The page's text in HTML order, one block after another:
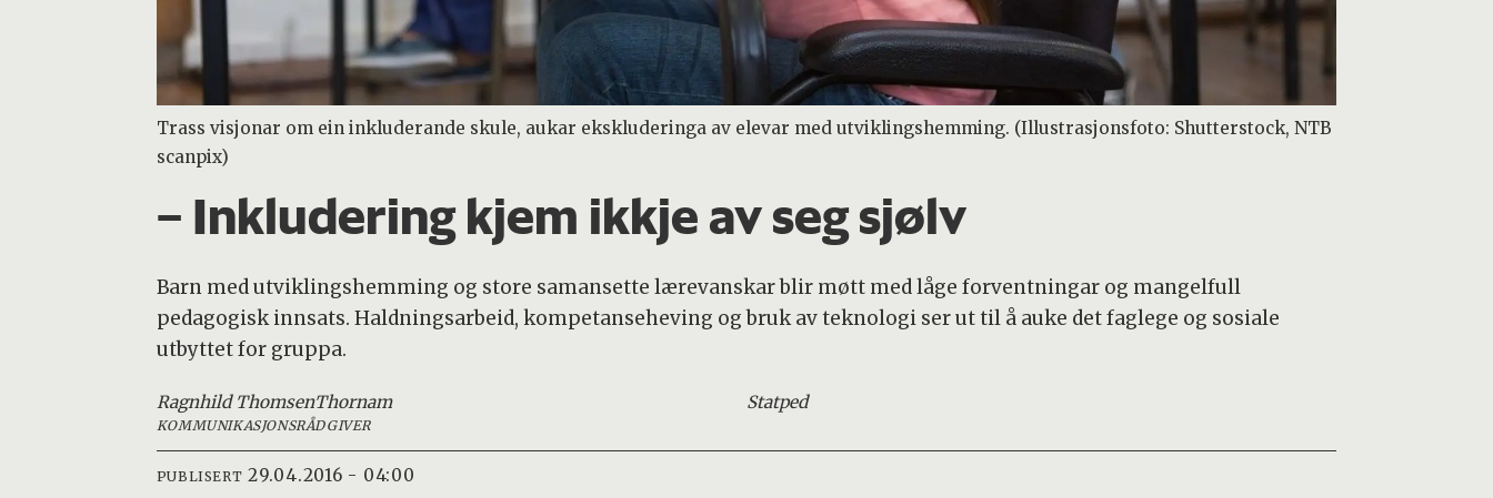
Trass visjonar om ein inkluderande skule, aukar ekskluderinga av elevar med utviklingshemming. (Illustrasjonsfoto: Shutterstock, NTB
scanpix)
– Inkludering kjem ikkje av seg sjølv
Barn med utviklingshemming og store samansette lærevanskar blir møtt med låge forventningar og mangelfull
pedagogisk innsats. Haldningsarbeid, kompetanseheving og bruk av teknologi ser ut til å auke det faglege og sosiale
utbyttet for gruppa.
Ragnhild ThomsenThornam
KOMMUNIKASJONSRÅDGIVER
Statped
PUBLISERT 29.04.2016 - 04:00